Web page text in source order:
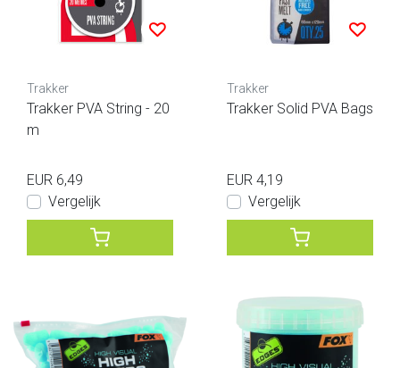
Trakker
Trakker PVA String - 20
m
EUR 6,49
Vergelijk
Trakker
Trakker Solid PVA Bags
EUR 4,19
Vergelijk